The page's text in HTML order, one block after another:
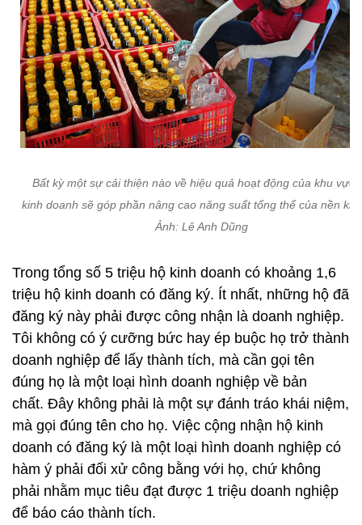
Bất kỳ một sự cải thiện nào về hiệu quả hoạt động của khu vực
kinh doanh sẽ góp phần nâng cao năng suất tổng thể của nền
Ảnh: Lê Anh Dũng
Trong tổng số 5 triệu hộ kinh doanh có khoảng 1,6
triệu hộ kinh doanh có đăng ký. Ít nhất, những hộ đã
đăng ký này phải được công nhận là doanh nghiệp.
Tôi không có ý cưỡng bức hay ép buộc họ trở thành
doanh nghiệp để lấy thành tích, mà cần gọi tên
đúng họ là một loại hình doanh nghiệp về bản
chất. Đây không phải là một sự đánh tráo khái niệm,
mà gọi đúng tên cho họ. Việc cộng nhận hộ kinh
doanh có đăng ký là một loại hình doanh nghiệp có
hàm ý phải đối xử công bằng với họ, chứ không
phải nhằm mục tiêu đạt được 1 triệu doanh nghiệp
để báo cáo thành tích.